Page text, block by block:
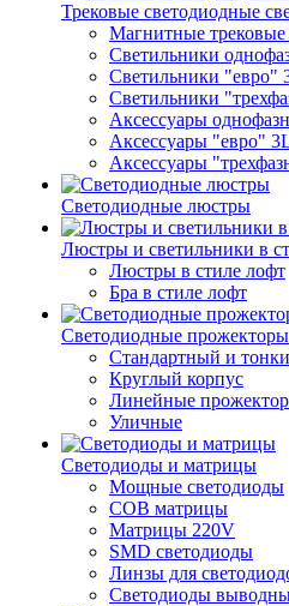
Трековые светодиодные
Магнитные
Светильники
Светильники "евро"
Светильники
Аксессуары
Аксессуары "евро"
Аксессуары
Светодиодные люстры
Люстры и светильники в
Люстры в стиле лофт
Бра в стиле лофт
Светодиодные прожекторы
Стандартный и
Круглый корпус
Линейные
Уличные
Светодиоды и матрицы
Мощные светодиоды
COB матрицы
Матрицы 220V
SMD светодиоды
Линзы для
Светодиоды